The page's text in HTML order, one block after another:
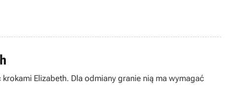
Elizabeth. Dla odmiany granie nią ma wymagać